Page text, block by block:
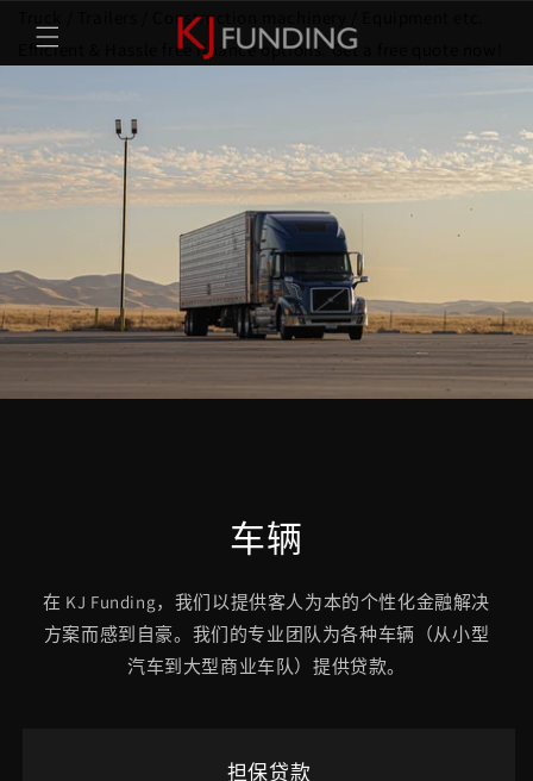
容
Truck / Trailers / Construction machinery / Equipment etc.
Efficient & Hassle free finance options. Get a free quote now!
车辆
在 KJ Funding，我们以提供客人为本的个性化金融解决
方案而感到自豪。我们的专业团队为各种车辆（从小型
汽车到大型商业车队）提供贷款。
担保贷款